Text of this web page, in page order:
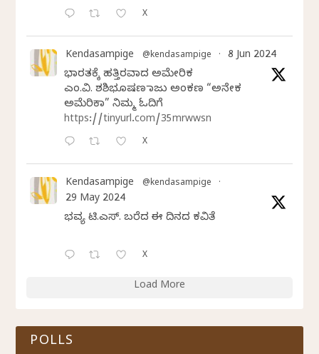
X
Kendasampige @kendasampige · 8 Jun 2024
ಭಾರತಕ್ಕೆ ಹತ್ತಿರವಾದ ಅಮೇರಿಕ
ಎಂ.ವಿ. ಶಶಿಭೂಷಣ ರಾಜು ಅಂಕಣ “ಅನೇಕ
ಅಮೆರಿಕಾ” ನಿಮ್ಮ ಓದಿಗೆ
https://tinyurl.com/35mrwwsn
X
Kendasampige @kendasampige ·
29 May 2024
ಭವ್ಯ ಟಿ.ಎಸ್. ಬರೆದ ಈ ದಿನದ ಕವಿತೆ
X
Load More
POLLS